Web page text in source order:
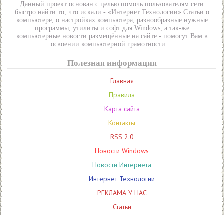
Данный проект основан с целью помочь пользователям сети
быстро найти то, что искали - «Интернет Технологии» Статьи о
компьютере, о настройках компьютера, разнообразные нужные
программы, утилиты и софт для Windows, а так-же
компьютерные новости размещённые на сайте - помогут Вам в
освоении компьютерной грамотности. .
Полезная информация
Главная
Правила
Карта сайта
Контакты
RSS 2.0
Новости Windows
Новости Интернета
Интернет Технологии
РЕКЛАМА У НАС
Статьи